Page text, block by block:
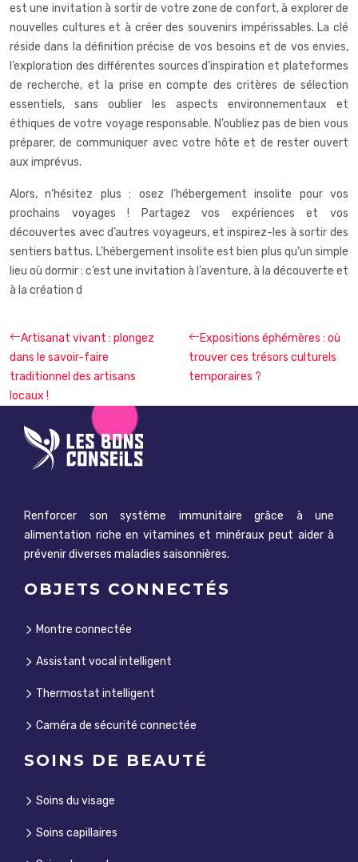
est une invitation à sortir de votre zone de confort, à explorer de
nouvelles cultures et à créer des souvenirs impérissables. La clé
réside dans la définition précise de vos besoins et de vos envies,
l’exploration des différentes sources d’inspiration et plateformes
de recherche, et la prise en compte des critères de sélection
essentiels, sans oublier les aspects environnementaux et
éthiques de votre voyage responsable. N’oubliez pas de bien vous
préparer, de communiquer avec votre hôte et de rester ouvert
aux imprévus.
Alors, n’hésitez plus : osez l’hébergement insolite pour vos
prochains voyages ! Partagez vos expériences et vos
découvertes avec d’autres voyageurs, et inspirez-les à sortir des
sentiers battus. L’hébergement insolite est bien plus qu’un simple
lieu où dormir : c’est une invitation à l’aventure, à la découverte et
à la création d
Artisanat vivant : plongez
dans le savoir-faire
traditionnel des artisans
locaux !
Expositions éphémères : où
trouver ces trésors culturels
temporaires ?
Renforcer son système immunitaire grâce à une
alimentation riche en vitamines et minéraux peut aider à
prévenir diverses maladies saisonnières.
OBJETS CONNECTÉS
Montre connectée
Assistant vocal intelligent
Thermostat intelligent
Caméra de sécurité connectée
SOINS DE BEAUTÉ
Soins du visage
Soins capillaires